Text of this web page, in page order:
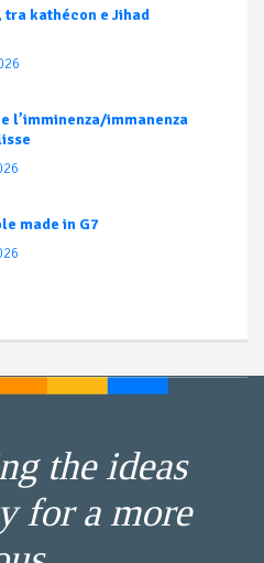
tra kathécon e Jihad
l’imminenza/immanenza
made in G7
the ideas
for a more